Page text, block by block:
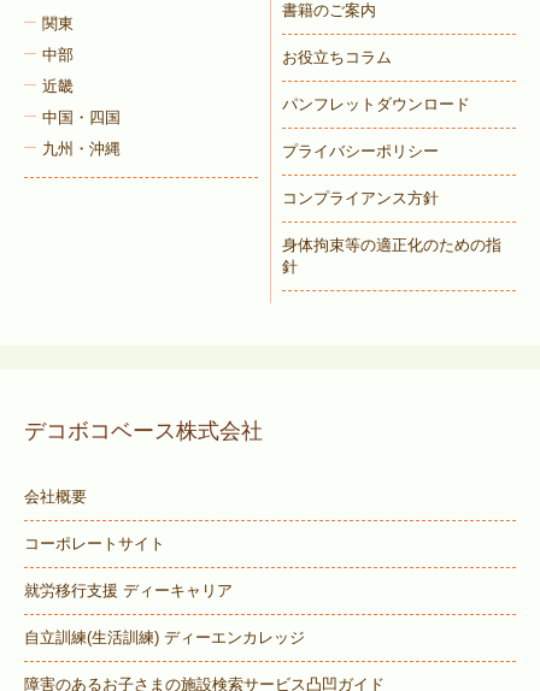
関東
中部
近畿
中国・四国
九州・沖縄
書籍のご案内
お役立ちコラム
パンフレットダウンロード
プライバシーポリシー
コンプライアンス方針
身体拘束等の適正化のための指
針
デコボコベース株式会社
会社概要
コーポレートサイト
就労移行支援 ディーキャリア
自立訓練(生活訓練) ディーエンカレッジ
障害のあるお子さまの施設検索サービス凸凹ガイド